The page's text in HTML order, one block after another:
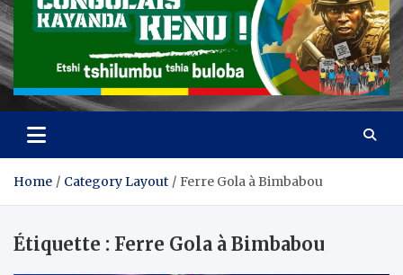
Home Category Layout Ferre Gola à Bimbabou
Étiquette : Ferre Gola à Bimbabou